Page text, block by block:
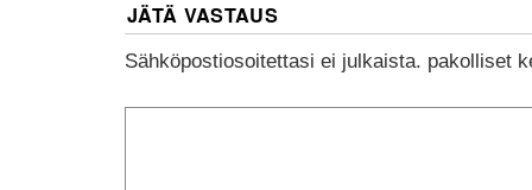
JÄTÄ VASTAUS
Sähköpostiosoitettasi ei julkaista. pakolliset